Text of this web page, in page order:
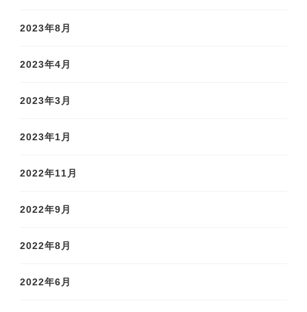
2023年8月
2023年4月
2023年3月
2023年1月
2022年11月
2022年9月
2022年8月
2022年6月